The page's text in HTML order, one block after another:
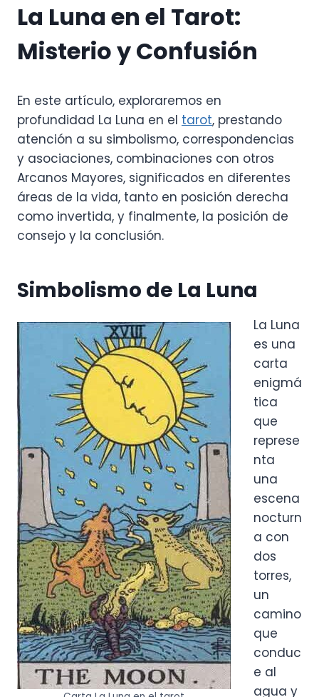
La Luna en el Tarot:
Misterio y Confusión
En este artículo, exploraremos en
profundidad La Luna en el tarot, prestando
atención a su simbolismo, correspondencias
y asociaciones, combinaciones con otros
Arcanos Mayores, significados en diferentes
áreas de la vida, tanto en posición derecha
como invertida, y finalmente, la posición de
consejo y la conclusión.
Simbolismo de La Luna
La Luna
es una
carta
enigmá
tica
que
represe
nta
una
escena
nocturn
a con
dos
torres,
un
camino
que
conduc
e al
agua y